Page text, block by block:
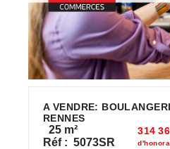
A VENDRE:
RENNES
25 m²
Réf : 5073SR
314